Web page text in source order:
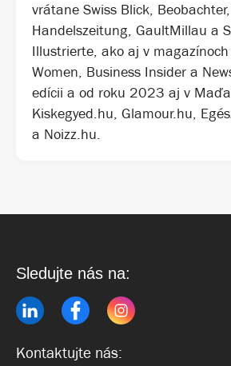
vrátane Swiss Blick,
Handelszeitung, GaultMillau a
Illustrierte, ako aj v magazínoch
Women, Business Insider a
edícii a od roku 2023 aj v
Kiskegyed.hu, Glamour.hu,
a Noizz.hu.
Sledujte nás na:
Kontaktujte nás: